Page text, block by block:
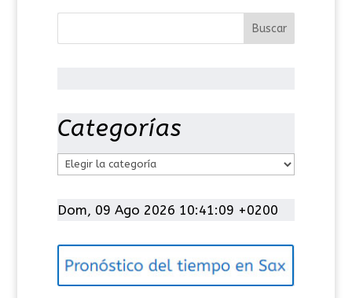
Categorías
t
g
Dom, 09 Ago 2026 10:41:10 +0200